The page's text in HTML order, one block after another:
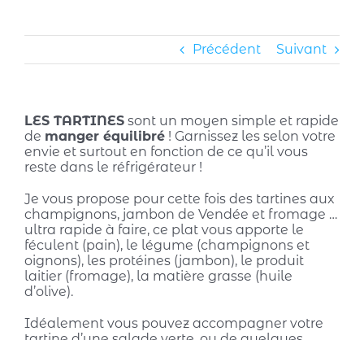
Précédent Suivant
LES TARTINESsont un moyen simple et rapide
de manger équilibré! Garnissez les selon votre
envie et surtout en fonction de ce qu’il vous
reste dans le réfrigérateur !
Je vous propose pour cette fois des tartines aux
champignons, jambon de Vendée et fromage …
ultra rapide à faire, ce plat vous apporte le
féculent (pain), le légume (champignons et
oignons), les protéines (jambon), le produit
laitier (fromage), la matière grasse (huile
d’olive).
Idéalement vous pouvez accompagner votre